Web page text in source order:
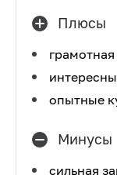
Плюсы
опытные
Минусы
сильная